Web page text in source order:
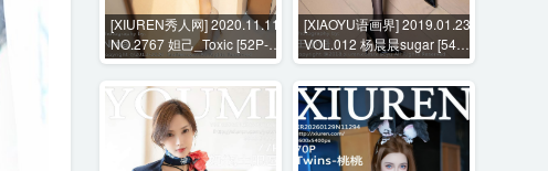
[XIUREN秀人网] 2020.11.11
NO.2767 妲己_Toxic [52P-
506MB]
[XIAOYU语画界] 2019.01.23
VOL.012 杨晨晨sugar [54P-
267MB]